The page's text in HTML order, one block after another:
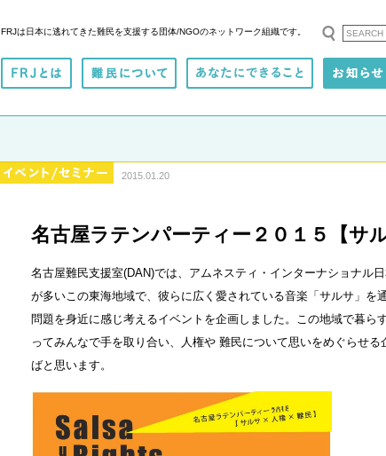
FRJは日本に逃れてきた難民を支援する 団体/NGOのネットワーク組織です。
2015.01.20
名古屋ラテンパーティー２０１５【サ
名古屋難民支援室(DAN)では、アムネスティ・インターナショナル
が多いこの東海地域で、彼らに広く愛されている音楽「サルサ」を
問題を身近に感じ考えるイベントを企画しました。この地域で暮ら
ってみんなで手を取り合い、人権や 難民について思いをめぐらせ
ばと思います。